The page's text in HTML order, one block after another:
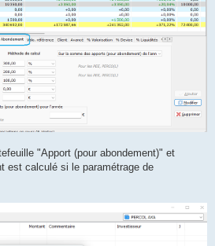
"Apport (pour abondement)" et
est calculé si le paramétrage de